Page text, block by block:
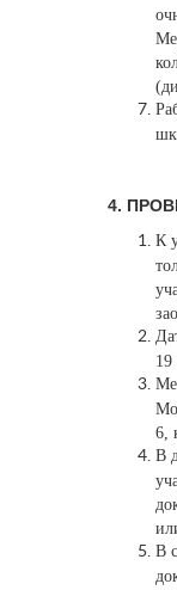
​4.
К
19
6,
В
В